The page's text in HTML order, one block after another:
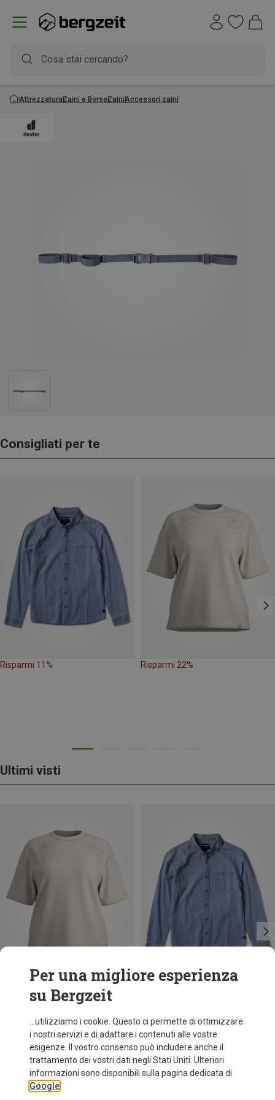
AttrezzaturaZaini e BorseZainiAccessori zaini
Consigliati per te
Risparmi 11% Risparmi 22%
Ultimi visti
Risparmi 22%
Per una migliore esperienza
su Bergzeit
...utilizziamo i cookie. Questo ci permette di ottimizzare
i nostri servizi e di adattare i contenuti alle vostre
esigenze. Il vostro consenso può includere anche il
trattamento dei vostri dati negli Stati Uniti. Ulteriori
informazioni sono disponibili sulla pagina dedicata di
Google